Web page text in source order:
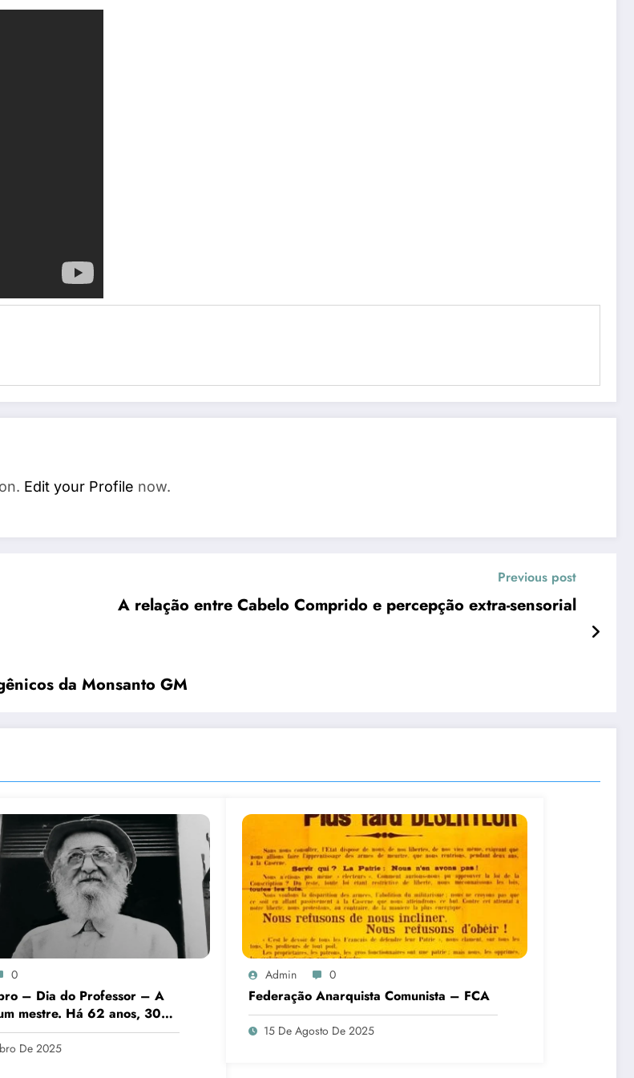
Edit your Profile now.
Previous post
A relação entre Cabelo Comprido e percepção extra-sensorial
da Monsanto GM
0
– Dia do Professor – A
mestre. Há 62 anos, 300
alfabetizadas em 40 horas
De 2025
Admin 0
Federação Anarquista Comunista – FCA
15 De Agosto De 2025